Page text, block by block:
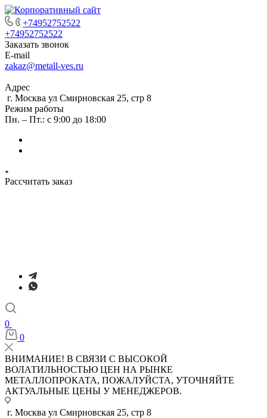
+74952752522
+74952752522
Заказать звонок
E-mail
zakaz@metall-ves.ru
Адрес
г. Москва ул Смирновская 25, стр 8
Режим работы
Пн. – Пт.: с 9:00 до 18:00
Рассчитать заказ
0
0
ВНИМАНИЕ! В СВЯЗИ С ВЫСОКОЙ
ВОЛАТИЛЬНОСТЬЮ ЦЕН НА РЫНКЕ
МЕТАЛЛОПРОКАТА, ПОЖАЛУЙСТА, УТОЧНЯЙТЕ
АКТУАЛЬНЫЕ ЦЕНЫ У МЕНЕДЖЕРОВ.
г. Москва ул Смирновская 25, стр 8